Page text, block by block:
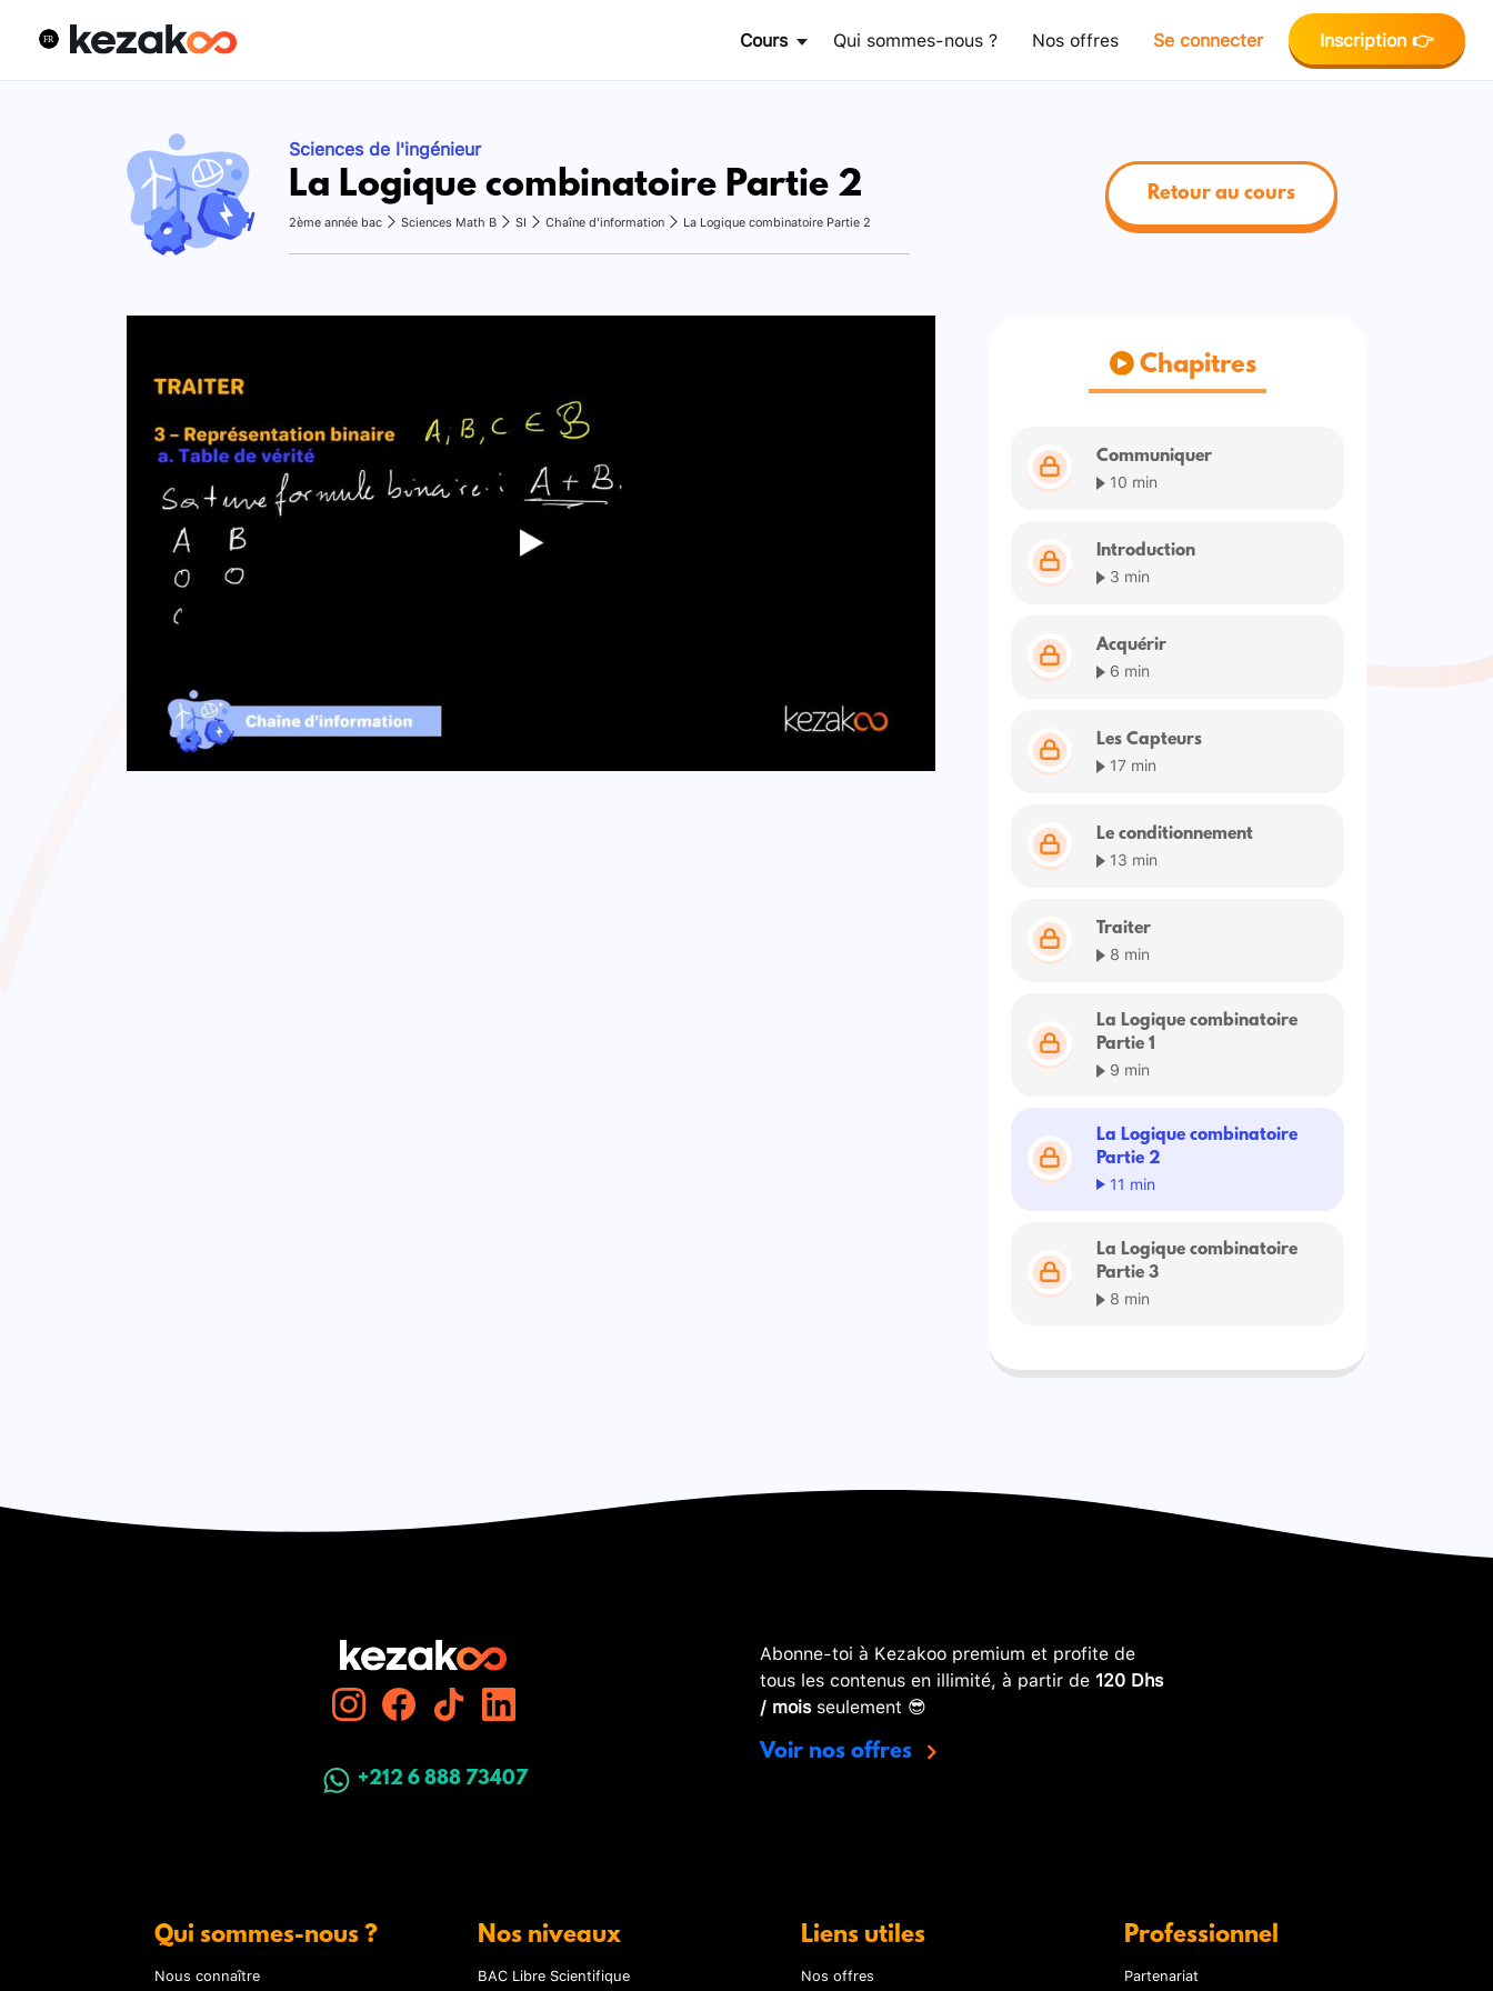
Cours Qui sommes-nous ? Nos offres Se connecter Inscription 👉
Sciences de l'ingénieur
La Logique combinatoire Partie 2
2ème année bac Sciences Math B SI Chaîne d'information La Logique combinatoire Partie 2
Retour au cours
Chapitres
Communiquer
10 min
Introduction
3 min
Acquérir
6 min
Les Capteurs
17 min
Le conditionnement
13 min
Traiter
8 min
La Logique combinatoire
Partie 1
9 min
La Logique combinatoire
Partie 2
11 min
La Logique combinatoire
Partie 3
8 min
+212 6 888 73407
Abonne-toi à Kezakoo premium et profite de
tous les contenus en illimité, à partir de 120 Dhs
/ moisseulement 😎
Voir nos offres
Qui sommes-nous ?
Nous connaître
Nos niveaux
BAC Libre Scientifique
Liens utiles
Nos offres
Professionnel
Partenariat